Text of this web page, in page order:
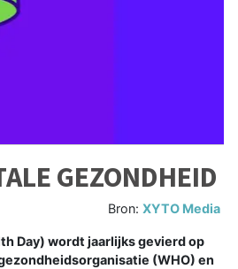
GEZONDHEID
Bron:XYTO Media
Day) wordt jaarlijks gevierd op
(WHO) en